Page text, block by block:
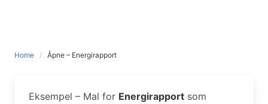
Home Åpne – Energirapport
Eksempel – Mal for Energirapport som